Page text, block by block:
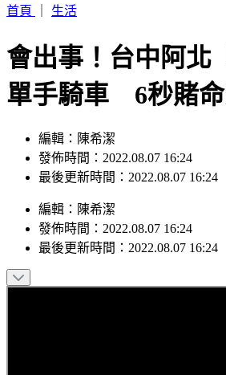
會出事！台中阿北
單手騎車 6秒賭
發佈時間：2022.08.07 16:24
最後更新時間：2022.08.07 16:24
發佈時間：2022.08.07 16:24
最後更新時間：2022.08.07 16:24